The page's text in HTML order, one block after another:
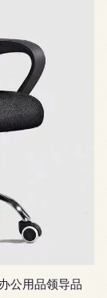
公用品领导品